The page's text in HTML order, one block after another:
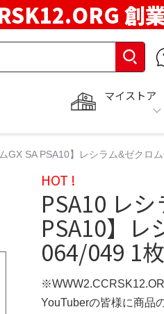
創
マイストア
GX SA PSA10】レシラム&ゼクロ
HOT !
PSA10 レ
PSA10】レ
064/049 1
YouTuberの皆様に商品